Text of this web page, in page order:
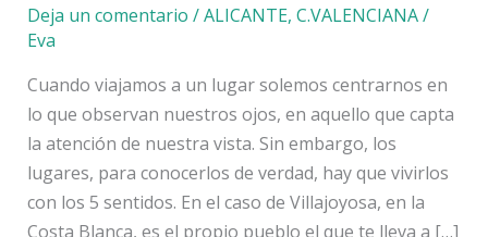
Deja un comentario /ALICANTE, C.VALENCIANA/
Eva
Cuando viajamos a un lugar solemos centrarnos en
lo que observan nuestros ojos, en aquello que capta
la atención de nuestra vista. Sin embargo, los
lugares, para conocerlos de verdad, hay que vivirlos
con los 5 sentidos. En el caso de Villajoyosa, en la
Costa Blanca, es el propio pueblo el que te lleva a […]